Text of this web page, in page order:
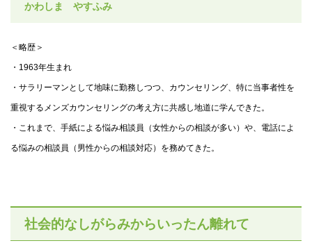
かわしま やすふみ
＜略歴＞
・1963年生まれ
・サラリーマンとして地味に勤務しつつ、カウンセリング、特に当事者性を
重視するメンズカウンセリングの考え方に共感し地道に学んできた。
・これまで、手紙による悩み相談員（女性からの相談が多い）や、電話によ
る悩みの相談員（男性からの相談対応）を務めてきた。
社会的なしがらみからいったん離れて